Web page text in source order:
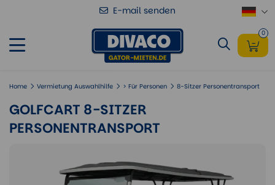
E-mail senden
0
Home Vermietung Auswahlhilfe > Für Personen 8-Sitzer Personentransport
GOLFCART 8-SITZER
PERSONENTRANSPORT
Golfcart 8-Sitzer Personentransport